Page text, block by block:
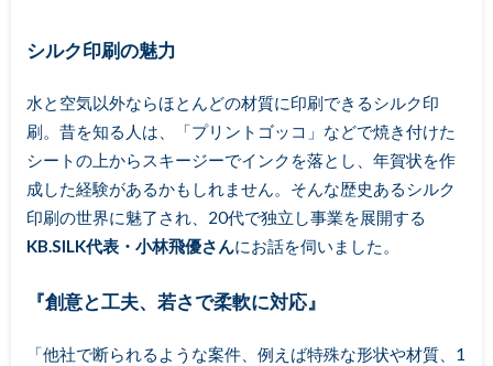
シルク印刷の魅力
水と空気以外ならほとんどの材質に印刷できるシルク印
刷。昔を知る人は、「プリントゴッコ」などで焼き付けた
シートの上からスキージーでインクを落とし、年賀状を作
成した経験があるかもしれません。そんな歴史あるシルク
印刷の世界に魅了され、20代で独立し事業を展開する
KB.SILK代表・小林飛優さんにお話を伺いました。
『創意と工夫、若さで柔軟に対応』
「他社で断られるような案件、例えば特殊な形状や材質、1